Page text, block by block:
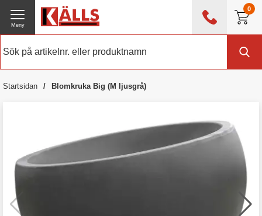
0
0476 - 214 80
Meny
Startsidan Blomkruka Big (M ljusgrå)